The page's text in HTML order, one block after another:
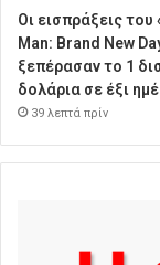
Οι εισπράξεις του
Man: Brand New
ξεπέρασαν το 1
δολάρια σε έξι
39 λεπτά πρίν